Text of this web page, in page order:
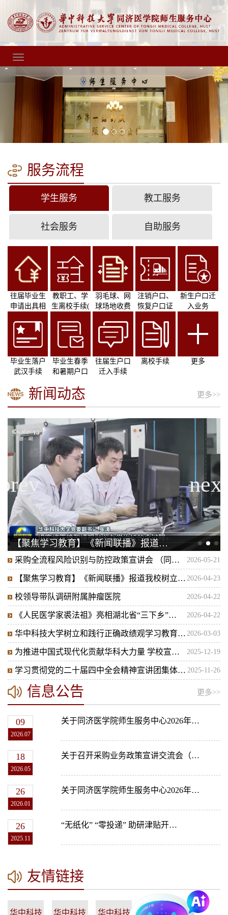
服务流程
学生服务 教工服务
社会服务 自助服务
往届毕业生
申请出具相
教职工、学
生离校手续(
羽毛球、网
球场地收费
注销户口、
恢复户口证
新生户口迁
入业务
毕业生落户
武汉手续
毕业生春季
和暑期户口
往届生户口
迁入手续
离校手续 更多
新闻动态 更多>>
【聚焦学习教育】《新闻联播》报道…
采购全流程风险识别与防控政策宣讲会 （同… 2026-05-21
【聚焦学习教育】《新闻联播》报道我校树立… 2026-04-23
校领导带队调研附属肿瘤医院 2026-04-22
《人民医学家裘法祖》亮相湖北省“三下乡”… 2026-04-22
华中科技大学树立和践行正确政绩观学习教育… 2026-03-03
为推进中国式现代化贡献华科大力量 学校宣… 2025-12-19
学习贯彻党的二十届四中全会精神宣讲团集体… 2025-11-26
信息公告 更多>>
09
2026.07
关于同济医学院师生服务中心2026年…
18
2026.05
关于召开采购业务政策宣讲交流会（…
26
2026.01
关于同济医学院师生服务中心2026年…
26
2025.11
“无纸化” “零投递” 助研津贴开…
友情链接
华中科技 华中科技 华中科技 华中科技